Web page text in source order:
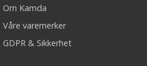
Om Kamda
Våre varemerker
GDPR & Sikkerhet